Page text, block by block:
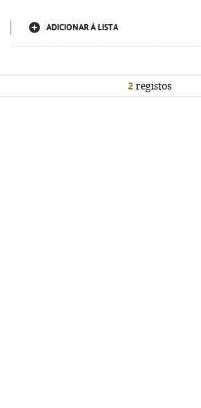
ADICIONAR À LISTA
2 registos